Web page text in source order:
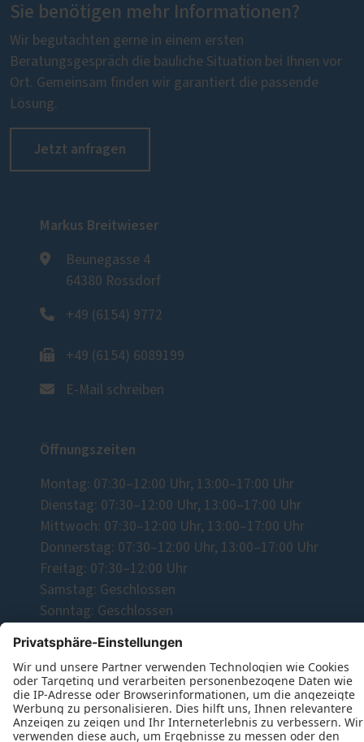
Sie benötigen mehr Informationen?
Wir begutachten gerne in einem ersten
Beratungsgespräch die bauliche Situation bei Ihnen vor
Ort. Gemeinsam finden wir garantiert die passende
Lösung.
Jetzt anfragen
Markus Breitwieser
Beunegasse 4
64380 Rossdorf
+49 (6154) 9772
+49 (6154) 6089199
E-Mail schreiben
Öffnungszeiten
Montag: 07:30–12:00 Uhr, 13:00–17:00 Uhr
Dienstag: 07:30–12:00 Uhr, 13:00–17:00 Uhr
Mittwoch: 07:30–12:00 Uhr, 13:00–17:00 Uhr
Donnerstag: 07:30–12:00 Uhr, 13:00–17:00 Uhr
Freitag: 07:30–12:00 Uhr
Samstag: Geschlossen
Sonntag: Geschlossen
Wir freuen uns auf Ihre Anfrage!
Jetzt Kontakt aufnehmen